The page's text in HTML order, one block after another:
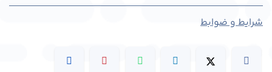
شرایط و ضوابط